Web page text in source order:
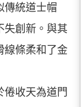
傳統道士帽
失創新。與其
線條柔和了金
倦收天為道門